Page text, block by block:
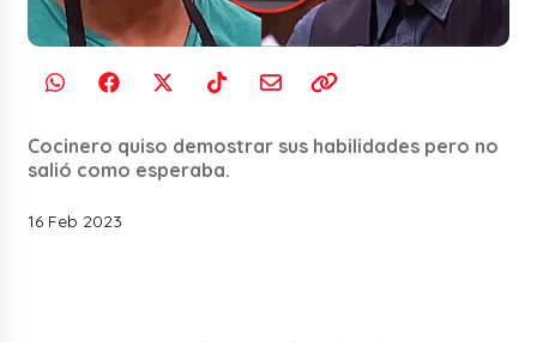
Cocinero quiso demostrar sus habilidades pero no
salió como esperaba.
16 Feb 2023